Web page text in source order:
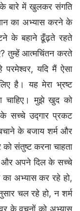
के बारे में खुलकर संगति
का अभ्यास करने के
के बहाने ढूँढ़ते रहते
तुम्हें आत्मचिंतन करते
परमेश्वर, यदि मैं ऐसा
है। यह मेरा भ्रष्ट
चाहिए। मुझे खुद को
सच्चे उद्गार प्रकट
के बजाय शर्म और
संतुष्ट करना चाहता
और अपने दिल के सच्चे
का अभ्यास कर रहे हो,
चल रहे हो, न शर्म
के वचनों को अभ्यास